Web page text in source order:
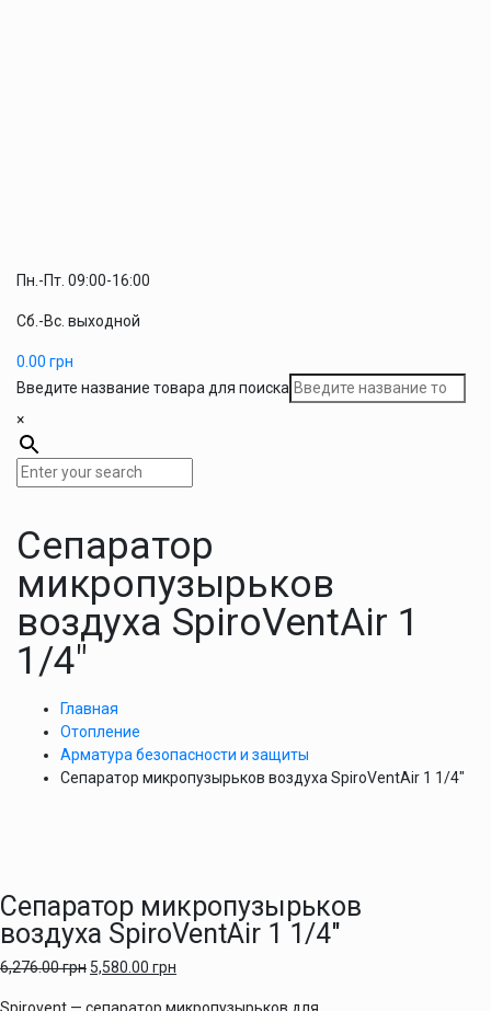
Пн.-Пт. 09:00-16:00
Сб.-Вс. выходной
0.00 грн
Введите название товара для поиска
×
Сепаратор
микропузырьков
воздуха SpiroVentAir 1
1/4″
Главная
Отопление
Арматура безопасности и защиты
Сепаратор микропузырьков воздуха SpiroVentAir 1 1/4″
Сепаратор микропузырьков
воздуха SpiroVentAir 1 1/4″
6,276.00грн 5,580.00 грн